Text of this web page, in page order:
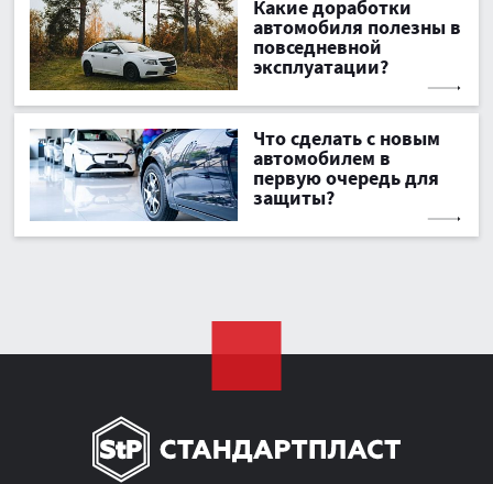
Какие доработки
автомобиля полезны в
повседневной
эксплуатации?
Что сделать с новым
автомобилем в
первую очередь для
защиты?